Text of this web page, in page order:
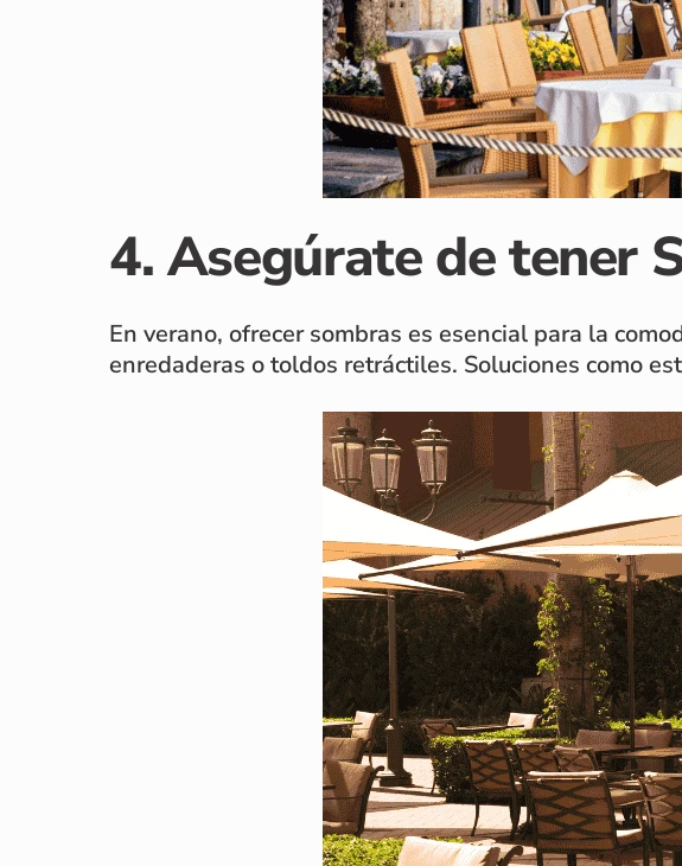
4. Asegúrate de tener
En verano, ofrecer sombras es esencial para la
enredaderas o toldos retráctiles. Soluciones como